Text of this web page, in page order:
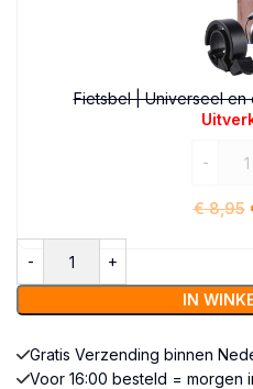
Fietsbel | Universeel en
€8,95
IN
Gratis Verzending binnen
Voor 16:00 besteld = morgen